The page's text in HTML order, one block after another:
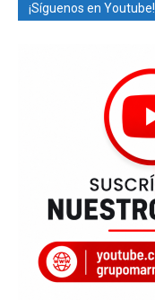
¡Síguenos en Youtube!